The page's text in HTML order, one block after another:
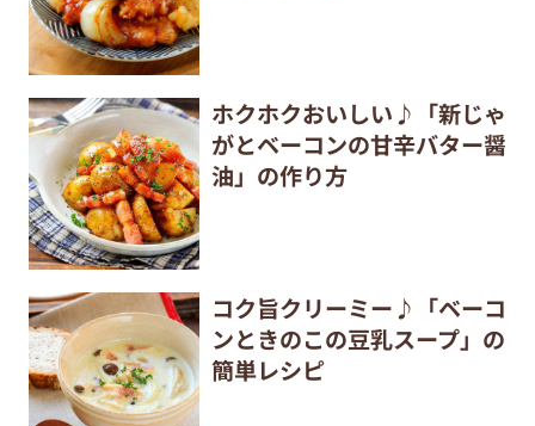
ホクホクおいしい♪「新じゃ
がとベーコンの甘辛バター醤
油」の作り方
コク旨クリーミー♪「ベーコ
ンときのこの豆乳スープ」の
簡単レシピ